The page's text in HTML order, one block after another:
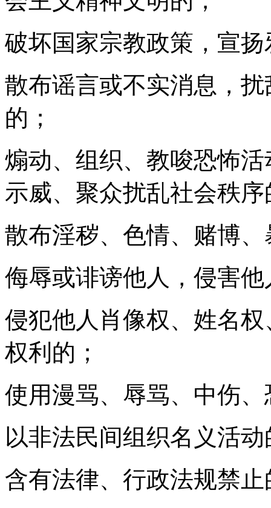
破坏国家宗教政策，宣
散布谣言或不实消息，
的；
煽动、组织、教唆恐怖
示威、聚众扰乱社会秩序
散布淫秽、色情、赌博
侮辱或诽谤他人，侵害
侵犯他人肖像权、姓名
权利的；
使用漫骂、辱骂、中伤
以非法民间组织名义活动
含有法律、行政法规禁